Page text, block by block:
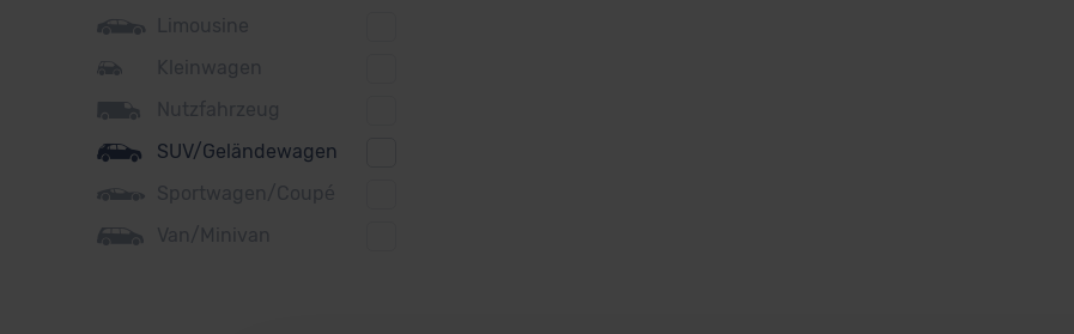
Fiat
Ford
Honda
Limousine
Kleinwagen
Nutzfahrzeug
SUV/Geländewagen
Sportwagen/Coupé
Van/Minivan